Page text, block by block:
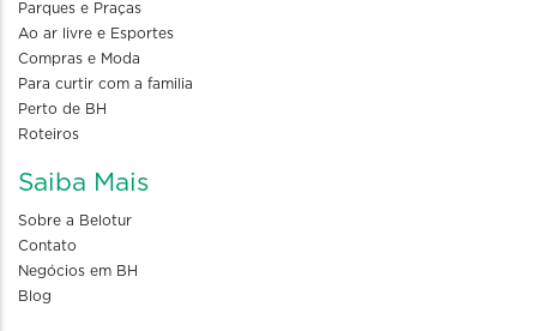
Parques e Praças
Ao ar livre e Esportes
Compras e Moda
Para curtir com a familia
Perto de BH
Roteiros
Saiba Mais
Sobre a Belotur
Contato
Negócios em BH
Blog